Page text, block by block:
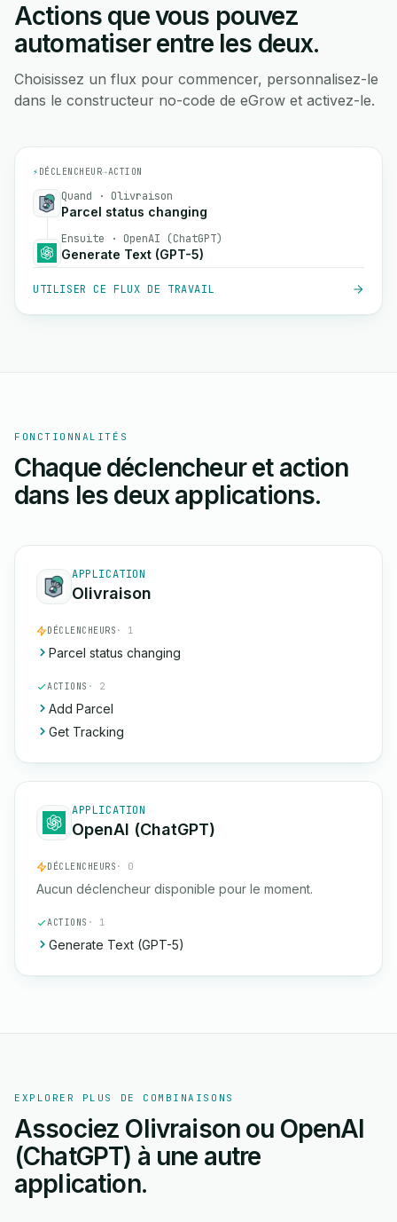
Actions que vous pouvez
automatiser entre les deux.
Choisissez un flux pour commencer, personnalisez-le
dans le constructeur no-code de eGrow et activez-le.
⚡ DÉCLENCHEUR→ACTION
Quand · Olivraison
Parcel status changing
Ensuite · OpenAI (ChatGPT)
Generate Text (GPT-5)
UTILISER CE FLUX DE TRAVAIL
FONCTIONNALITÉS
Chaque déclencheur et action
dans les deux applications.
APPLICATION
Olivraison
DÉCLENCHEURS · 1
Parcel status changing
ACTIONS · 2
Add Parcel
Get Tracking
APPLICATION
OpenAI (ChatGPT)
DÉCLENCHEURS · 0
Aucun déclencheur disponible pour le moment.
ACTIONS · 1
Generate Text (GPT-5)
EXPLORER PLUS DE COMBINAISONS
Associez Olivraison ou OpenAI
(ChatGPT) à une autre
application.